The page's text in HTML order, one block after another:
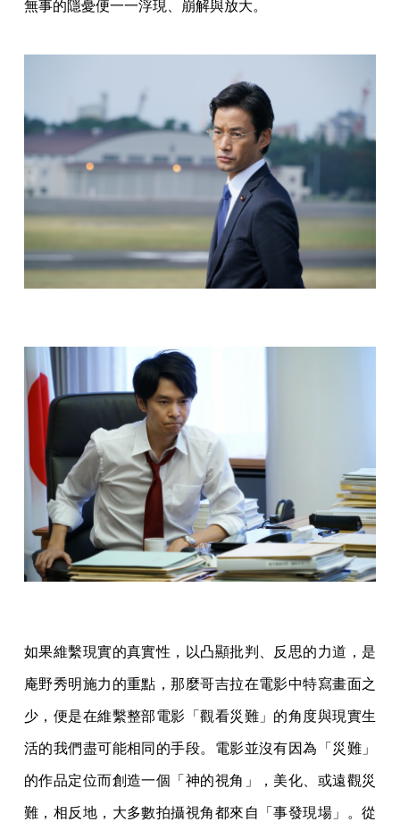
無事的隱憂便一一浮現、崩解與放大。
如果維繫現實的真實性，以凸顯批判、反思的力道，是
庵野秀明施力的重點，那麼哥吉拉在電影中特寫畫面之
少，便是在維繫整部電影「觀看災難」的角度與現實生
活的我們盡可能相同的手段。電影並沒有因為「災難」
的作品定位而創造一個「神的視角」，美化、或遠觀災
難，相反地，大多數拍攝視角都來自「事發現場」。從